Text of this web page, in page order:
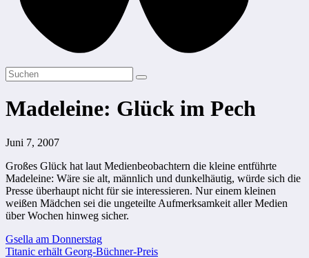
Madeleine: Glück im Pech
Juni 7, 2007
Großes Glück hat laut Medienbeobachtern die kleine entführte
Madeleine: Wäre sie alt, männlich und dunkelhäutig, würde sich die
Presse überhaupt nicht für sie interessieren. Nur einem kleinen
weißen Mädchen sei die ungeteilte Aufmerksamkeit aller Medien
über Wochen hinweg sicher.
Beitragsnavigation
Gsella am Donnerstag
Titanic erhält Georg-Büchner-Preis